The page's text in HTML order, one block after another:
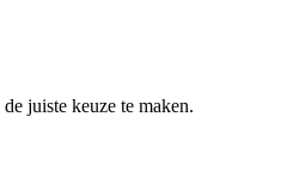
juiste keuze te maken.